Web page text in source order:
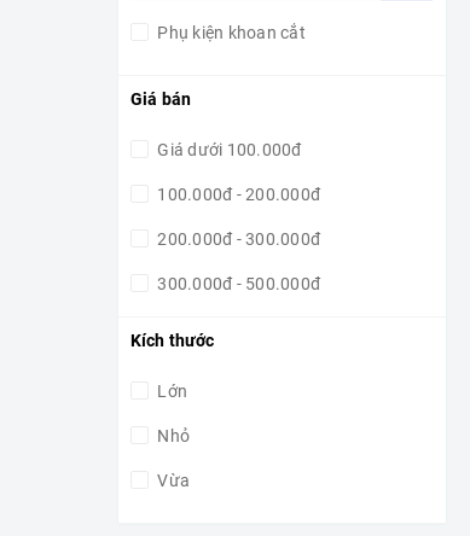
Phụ kiện khoan cắt
Giá bán
Giá dưới 100.000đ
100.000đ - 200.000đ
200.000đ - 300.000đ
300.000đ - 500.000đ
500.000đ - 1.000.000đ
Kích thước
Lớn
Nhỏ
Vừa